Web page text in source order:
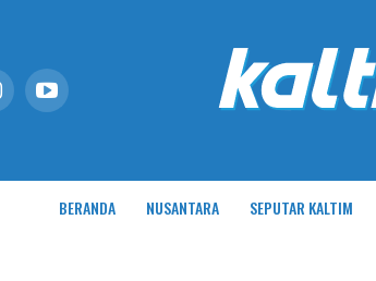
BERANDA NUSANTARA SEPUTAR KALTIM